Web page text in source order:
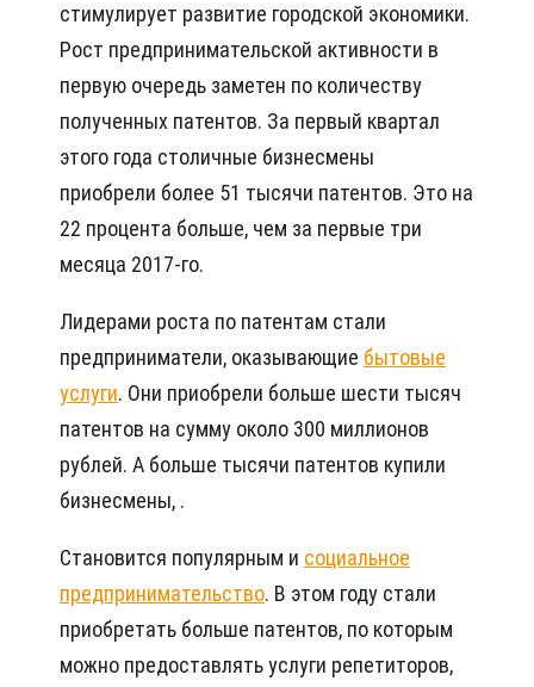
стимулирует развитие городской экономики.
Рост предпринимательской активности в
первую очередь заметен по количеству
полученных патентов. За первый квартал
этого года столичные бизнесмены
приобрели более 51 тысячи патентов. Это на
22 процента больше, чем за первые три
месяца 2017-го.
Лидерами роста по патентам стали
предприниматели, оказывающие бытовые
услуги. Они приобрели больше шести тысяч
патентов на сумму около 300 миллионов
рублей. А больше тысячи патентов купили
бизнесмены, .
Становится популярным и социальное
предпринимательство. В этом году стали
приобретать больше патентов, по которым
можно предоставлять услуги репетиторов,